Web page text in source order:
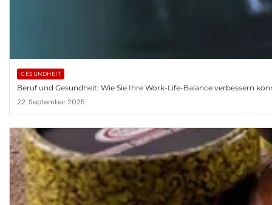
GESUNDHEIT
Beruf und Gesundheit: Wie Sie Ihre Work-Life-Balance verbessern
22. September 2025